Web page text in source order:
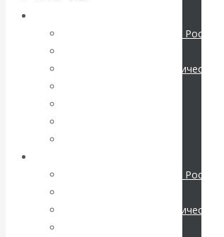
Экономика современной России
Международные экономические
Экономика современной России
Международные
ВАлентин
КАтасонов. К
112-летию
мировой войны:
вместо победы